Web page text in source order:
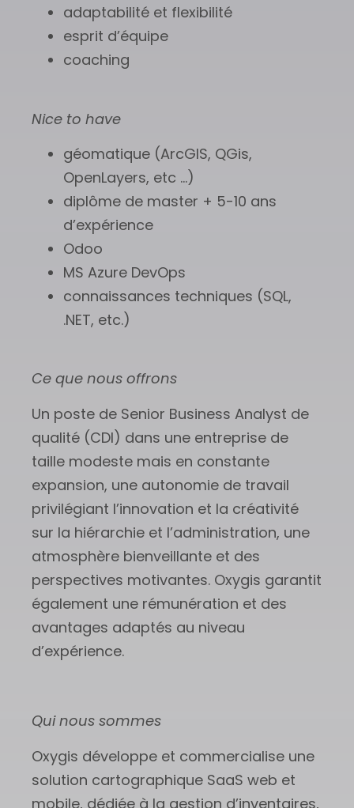
adaptabilité et flexibilité
esprit d’équipe
coaching
Nice to have
géomatique (ArcGIS, QGis,
OpenLayers, etc …)
diplôme de master + 5-10 ans
d’expérience
Odoo
MS Azure DevOps
connaissances techniques (SQL,
.NET, etc.)
Ce que nous offrons
Un poste de Senior Business Analyst de
qualité (CDI) dans une entreprise de
taille modeste mais en constante
expansion, une autonomie de travail
privilégiant l’innovation et la créativité
sur la hiérarchie et l’administration, une
atmosphère bienveillante et des
perspectives motivantes. Oxygis garantit
également une rémunération et des
avantages adaptés au niveau
d’expérience.
Qui nous sommes
Oxygis développe et commercialise une
solution cartographique SaaS web et
mobile, dédiée à la gestion d’inventaires,